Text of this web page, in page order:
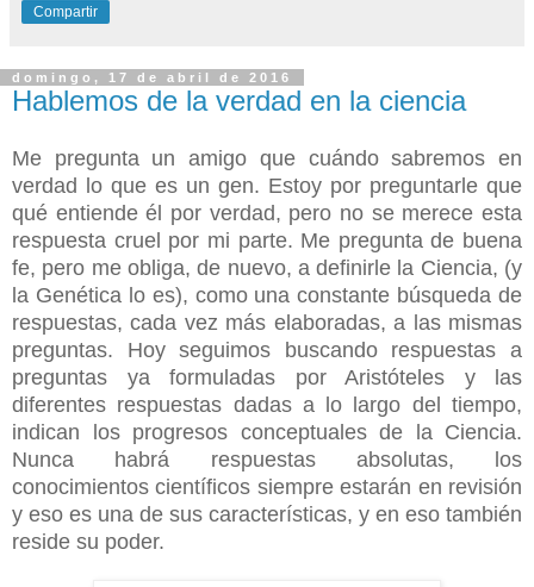
Compartir
domingo, 17 de abril de 2016
Hablemos de la verdad en la ciencia
Me pregunta un amigo que cuándo sabremos en
verdad lo que es un gen. Estoy por preguntarle que
qué entiende él por verdad, pero no se merece esta
respuesta cruel por mi parte. Me pregunta de buena
fe, pero me obliga, de nuevo, a definirle la Ciencia, (y
la Genética lo es), como una constante búsqueda de
respuestas, cada vez más elaboradas, a las mismas
preguntas. Hoy seguimos buscando respuestas a
preguntas ya formuladas por Aristóteles y las
diferentes respuestas dadas a lo largo del tiempo,
indican los progresos conceptuales de la Ciencia.
Nunca habrá respuestas absolutas, los
conocimientos científicos siempre estarán en revisión
y eso es una de sus características, y en eso también
reside su poder.